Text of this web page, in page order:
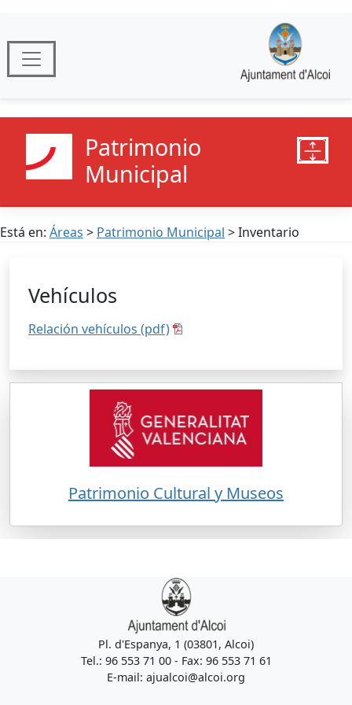
Patrimonio
Municipal
Está en: Áreas > Patrimonio Municipal > Inventario
Vehículos
Relación vehículos (pdf)
Patrimonio Cultural y Museos
Pl. d'Espanya, 1 (03801, Alcoi)
Tel.: 96 553 71 00 - Fax: 96 553 71 61
E-mail: ajualcoi@alcoi.org